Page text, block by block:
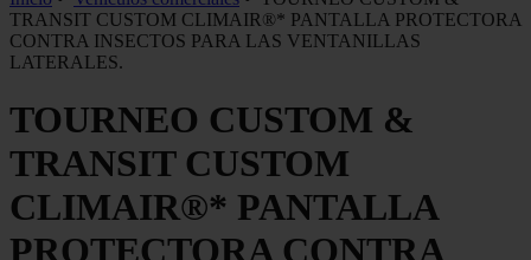
TRANSIT CUSTOM CLIMAIR®* PANTALLA PROTECTORA
CONTRA INSECTOS PARA LAS VENTANILLAS
LATERALES.
TOURNEO CUSTOM &
TRANSIT CUSTOM
CLIMAIR®* PANTALLA
PROTECTORA CONTRA